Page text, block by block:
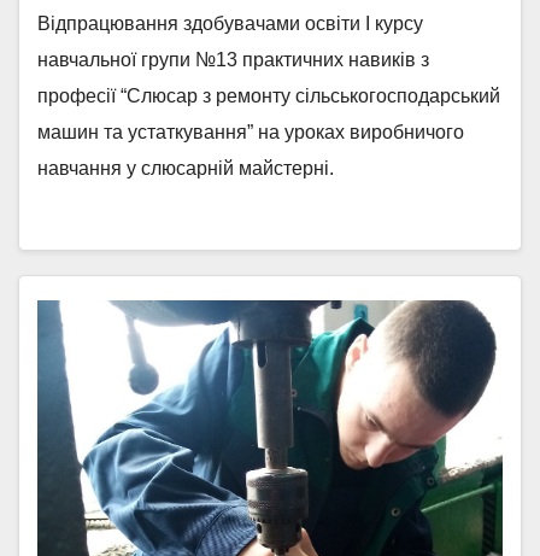
Відпрацювання здобувачами освіти І курсу
навчальної групи №13 практичних навиків з
професії “Слюсар з ремонту сільськогосподарський
машин та устаткування” на уроках виробничого
навчання у слюсарній майстерні.